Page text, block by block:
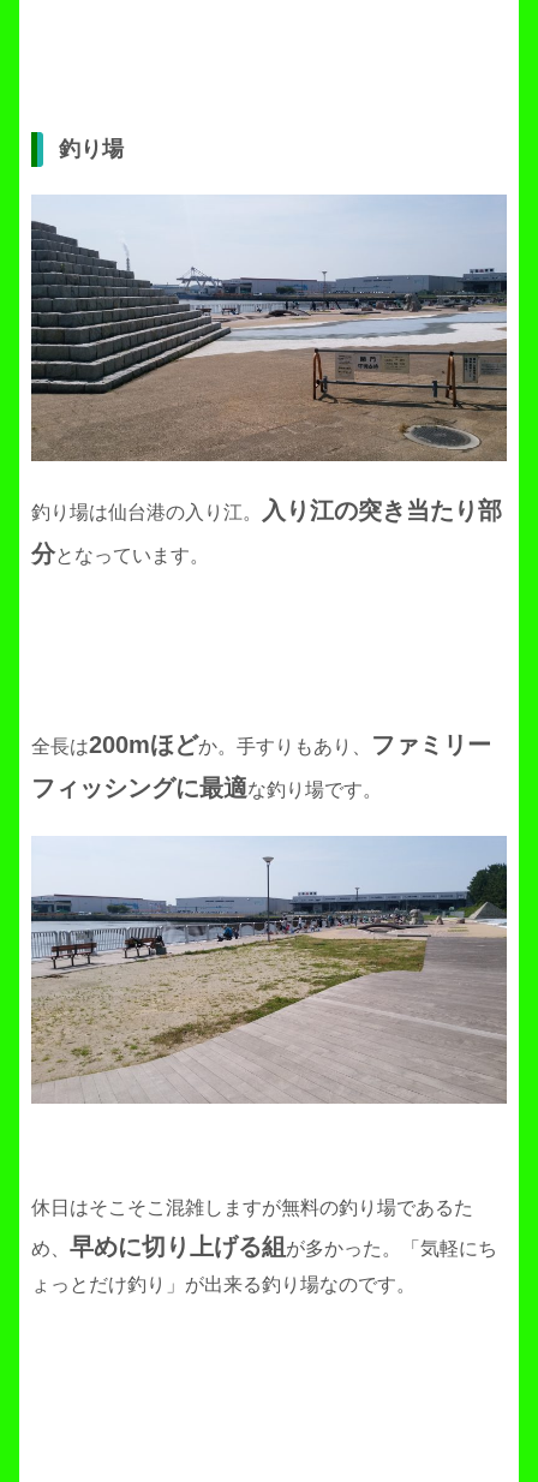
釣り場
釣り場は仙台港の入り江。
入り江の突き当たり部
分となっています。
全長は200mほどか。手すりもあり、
ファミリー
フィッシングに最適な釣り場です。
休日はそこそこ混雑しますが無料の釣り場であるた
め、 早めに切り上げる組 が多かった。「気軽にち
ょっとだけ釣り」が出来る釣り場なのです。